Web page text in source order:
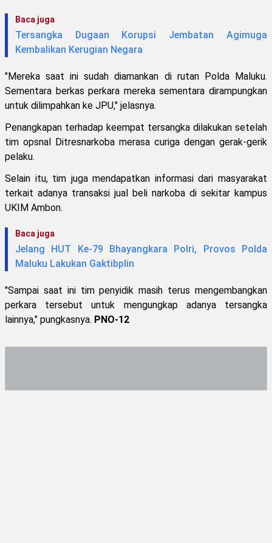
Baca juga
Tersangka Dugaan Korupsi Jembatan Agimuga
Kembalikan Kerugian Negara
"Mereka saat ini sudah diamankan di rutan Polda Maluku.
Sementara berkas perkara mereka sementara dirampungkan
untuk dilimpahkan ke JPU," jelasnya.
Penangkapan terhadap keempat tersangka dilakukan setelah
tim opsnal Ditresnarkoba merasa curiga dengan gerak-gerik
pelaku.
Selain itu, tim juga mendapatkan informasi dari masyarakat
terkait adanya transaksi jual beli narkoba di sekitar kampus
UKIM Ambon.
Baca juga
Jelang HUT Ke-79 Bhayangkara Polri, Provos Polda
Maluku Lakukan Gaktibplin
"Sampai saat ini tim penyidik masih terus mengembangkan
perkara tersebut untuk mengungkap adanya tersangka
lainnya," pungkasnya. PNO-12